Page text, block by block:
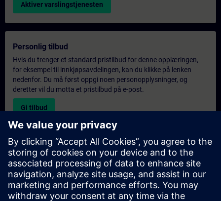
Aktiver varslingstjenesten
Personlig tilbud
Hvis du trenger et standard pristilbud for denne opplæringen,
for eksempel til innkjøpsavdelingen, kan du klikke på lenken
nedenfor. Du må først oppgi noen personopplysninger, og
deretter vil du motta et pristilbud på e-post.
Gi tilbud
Forespørsel om eksklusiv opplæring
Fyll ut skjemaet nedenfor hvis du ønsker et tilbud på et
eksklusivt kurs, enten på stedet, virtuelt eller på vårt SITRAIN-
kurssenter. Denne typen forespørsel passer for større grupper (6
personer eller flere). Etter at du har oppgitt kontaktinformasjon